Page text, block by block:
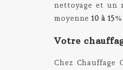
nettoyage et un
moyenne10 à
Votre
Chez Chauffage